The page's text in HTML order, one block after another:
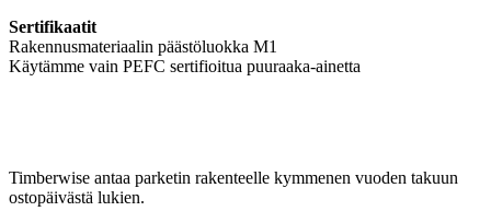
Sertifikaatit
Rakennusmateriaalin päästöluokka M1
Käytämme vain PEFC sertifioitua puuraaka-ainetta
Timberwise antaa parketin rakenteelle kymmenen vuoden takuun
ostopäivästä lukien.